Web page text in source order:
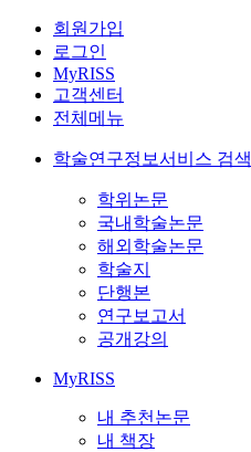
회원가입
로그인
MyRISS
고객센터
전체메뉴
학술연구정보서비스 검색
학위논문
국내학술논문
해외학술논문
학술지
단행본
연구보고서
공개강의
MyRISS
내 추천논문
내 책장